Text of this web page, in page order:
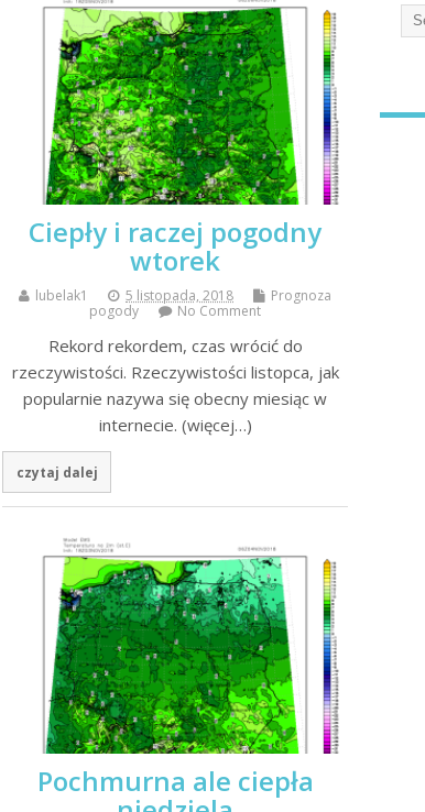
Ciepły i raczej pogodny
wtorek
lubelak1 5 listopada, 2018
Prognoza
pogody
No Comment
Rekord rekordem, czas wrócić do
rzeczywistości. Rzeczywistości listopca, jak
popularnie nazywa się obecny miesiąc w
internecie. (więcej…)
czytaj dalej
Pochmurna ale ciepła